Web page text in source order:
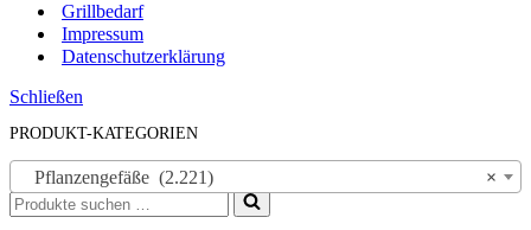
Grillbedarf
Impressum
Datenschutzerklärung
Schließen
PRODUKT-KATEGORIEN
×
Pflanzengefäße (2.221)
Suchen
nach …